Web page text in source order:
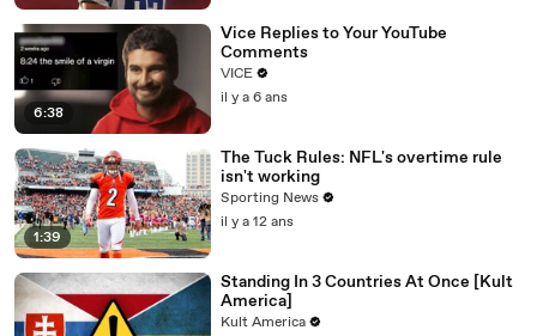
6:38
Vice Replies to Your YouTube
Comments
VICE
il y a 6 ans
1:39
The Tuck Rules: NFL's overtime rule
isn't working
Sporting News
il y a 12 ans
Standing In 3 Countries At Once [Kult
America]
Kult America